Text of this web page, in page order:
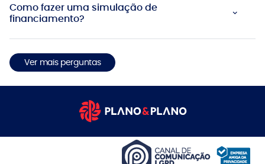
Como fazer uma simulação de
financiamento?
Ver mais perguntas